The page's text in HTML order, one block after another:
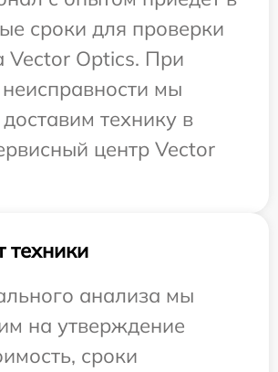
сроки для проверки
Vector Optics. При
мы
технику в
центр Vector
техники
анализа мы
на утверждение
сроки